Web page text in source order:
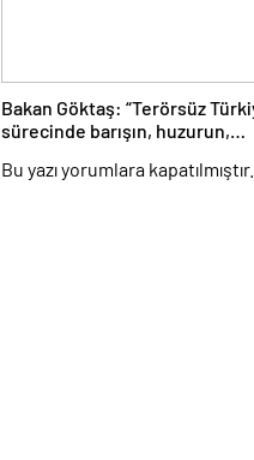
Bakan Göktaş: “Terörsüz
sürecinde barışın, huzurun,
bir Türkiye kurmak istiyoruz”
Bu yazı yorumlara kapatılmıştır.